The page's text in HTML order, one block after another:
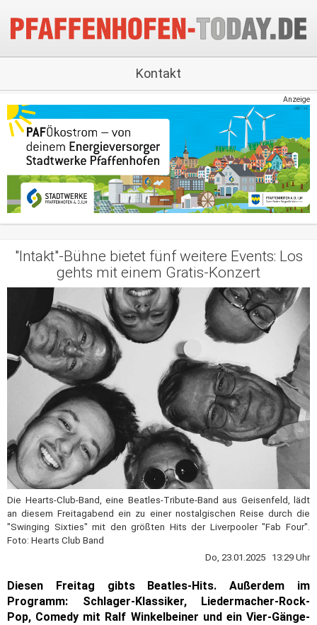
Kontakt
Anzeige
"Intakt"-Bühne bietet fünf weitere Events: Los
gehts mit einem Gratis-Konzert
Die Hearts-Club-Band, eine Beatles-Tribute-Band aus Geisenfeld, lädt
an diesem Freitagabend ein zu einer nostalgischen Reise durch die
"Swinging Sixties" mit den größten Hits der Liverpooler "Fab Four".
Foto: Hearts Club Band
Do, 23.01.2025 13:29 Uhr
Diesen Freitag gibts Beatles-Hits. Außerdem im
Programm: Schlager-Klassiker, Liedermacher-Rock-
Pop, Comedy mit Ralf Winkelbeiner und ein Vier-Gänge-